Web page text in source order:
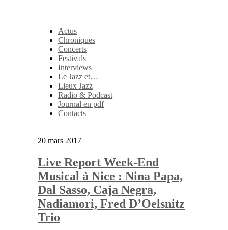
Actus
Chroniques
Concerts
Festivals
Interviews
Le Jazz et…
Lieux Jazz
Radio & Podcast
Journal en pdf
Contacts
20 mars 2017
Live Report Week-End
Musical à Nice : Nina Papa,
Dal Sasso, Caja Negra,
Nadiamori, Fred D’Oelsnitz
Trio